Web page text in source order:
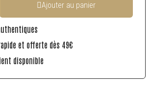
Ajouter au panier
et offerte dès 49€
disponible